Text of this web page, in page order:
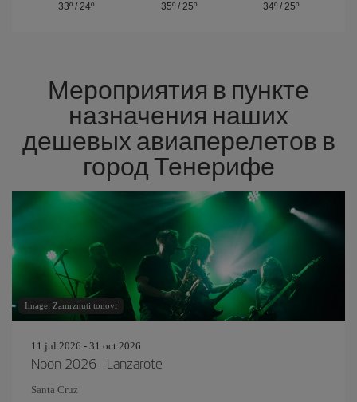
33º/ 24º 35º/ 25º 34º /25º
Мероприятия в пункте
назначения наших
дешевых авиаперелетов в
город Тенерифе
Image: Zamrznuti tonovi
11 jul 2026 - 31 oct 2026
Noon 2026 - Lanzarote
Santa Cruz